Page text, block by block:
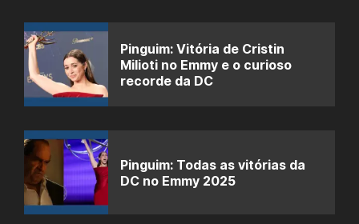
Pinguim: Vitória de Cristin
Milioti no Emmy e o curioso
recorde da DC
Pinguim: Todas as vitórias da
DC no Emmy 2025